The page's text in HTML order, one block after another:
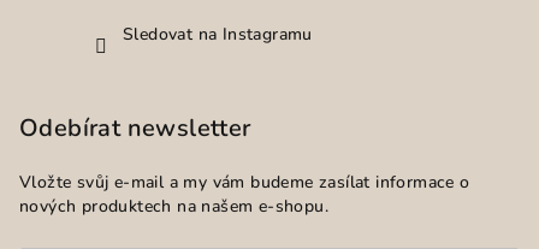
Sledovat na Instagramu
Odebírat newsletter
Vložte svůj e-mail a my vám budeme zasílat informace o
nových produktech na našem e-shopu.